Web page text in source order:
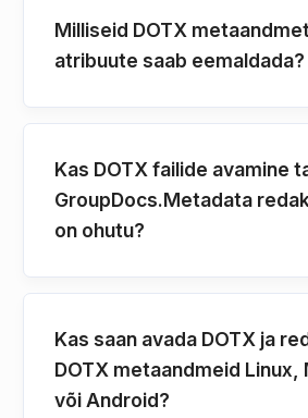
Milliseid DOTX
atribuute saab eemaldada?
Kas DOTX failide avamine
GroupDocs.Metadata
on ohutu?
Kas saan avada DOTX ja
DOTX metaandmeid Linux,
või Android?